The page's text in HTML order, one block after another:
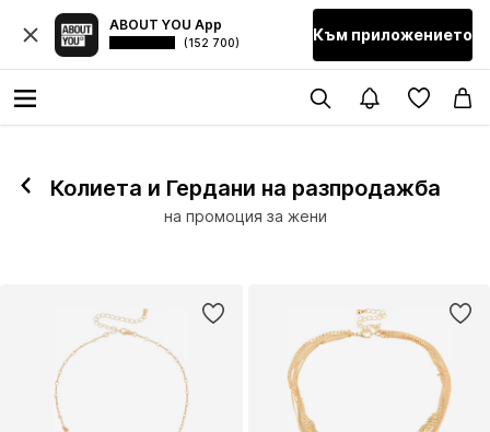
ABOUT YOU App
(152 700) Към приложението
Колиета и Гердани на разпродажба
на промоция за жени